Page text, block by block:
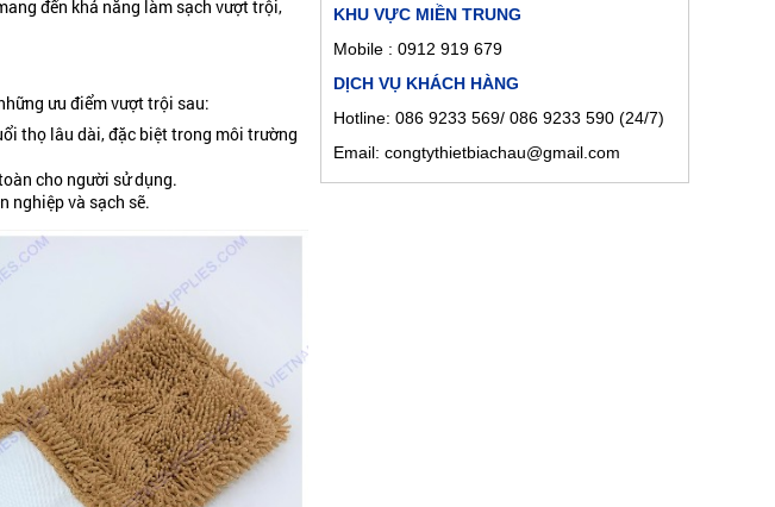
đến khả năng làm sạch vượt trội,
ưu điểm vượt trội sau:
thọ lâu dài, đặc biệt trong môi trường
cho người sử dụng.
nghiệp và sạch sẽ.
KHU VỰC MIỀN TRUNG
Mobile : 0912 919 679
DỊCH VỤ KHÁCH HÀNG
Hotline: 086 9233 569/ 086 9233 590 (24/7)
Email: congtythietbiachau@gmail.com